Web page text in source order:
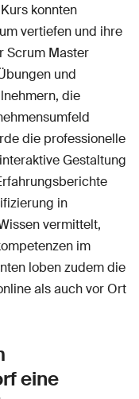
konnten
vertiefen und ihre
Scrum Master
und
die
die professionelle
Gestaltung
in
vermittelt,
im
loben zudem die
als auch vor Ort
eine